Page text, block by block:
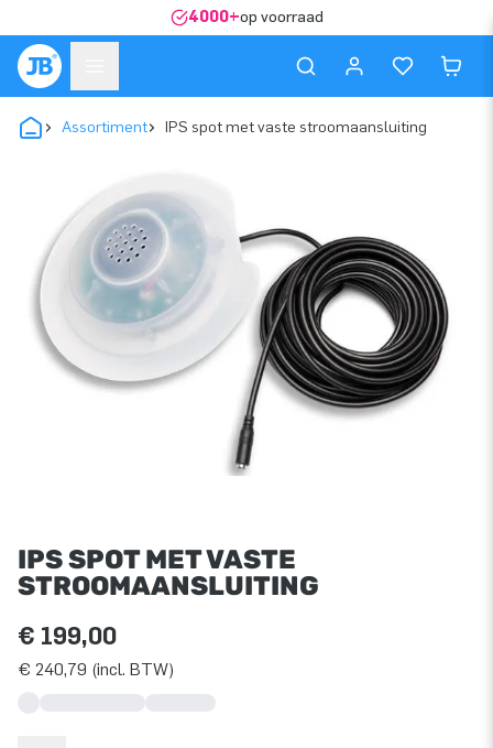
4000+op voorraad
Assortiment IPS spot met vaste stroomaansluiting
IPS SPOT MET VASTE
STROOMAANSLUITING
€ 199,00
€ 240,79 (incl. BTW)